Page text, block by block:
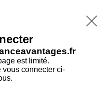

est limité.
vous connecter ci-